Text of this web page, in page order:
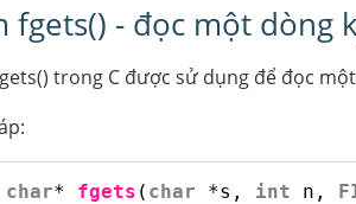
fgets() - đọc một dòng
trong C được sử dụng để đọc
char* fgets ( char *s, int n,